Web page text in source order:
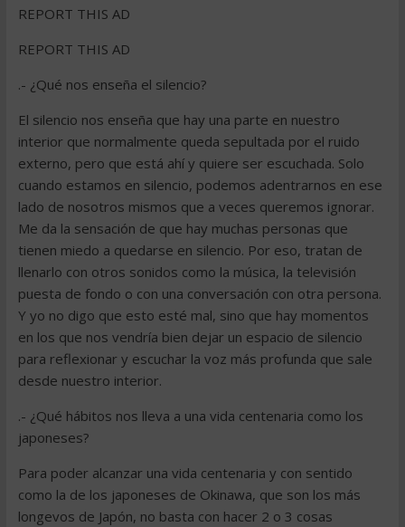
REPORT THIS AD
REPORT THIS AD
.- ¿Qué nos enseña el silencio?
El silencio nos enseña que hay una parte en nuestro
interior que normalmente queda sepultada por el ruido
externo, pero que está ahí y quiere ser escuchada. Solo
cuando estamos en silencio, podemos adentrarnos en ese
lado de nosotros mismos que a veces queremos ignorar.
Me da la sensación de que hay muchas personas que
tienen miedo a quedarse en silencio. Por eso, tratan de
llenarlo con otros sonidos como la música, la televisión
puesta de fondo o con una conversación con otra persona.
Y yo no digo que esto esté mal, sino que hay momentos
en los que nos vendría bien dejar un espacio de silencio
para reflexionar y escuchar la voz más profunda que sale
desde nuestro interior.
.- ¿Qué hábitos nos lleva a una vida centenaria como los
japoneses?
Para poder alcanzar una vida centenaria y con sentido
como la de los japoneses de Okinawa, que son los más
longevos de Japón, no basta con hacer 2 o 3 cosas